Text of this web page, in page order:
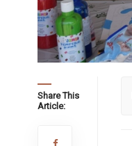
Share This
Article: